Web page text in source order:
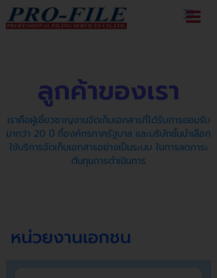
ลูกค้าของเรา
เราคือผู้เชี่ยวชาญงานจัดเก็บเอกสารที่ได้รับการยอมรับ
มากว่า 20 ปี ที่องค์กรภาครัฐบาล และบริษัทชั้นนำเลือก
ใช้บริการจัดเก็บเอกสารอย่างเป็นระบบ ในการลดภาระ
ต้นทุนการดำเนินการ
หน่วยงานเอกชน